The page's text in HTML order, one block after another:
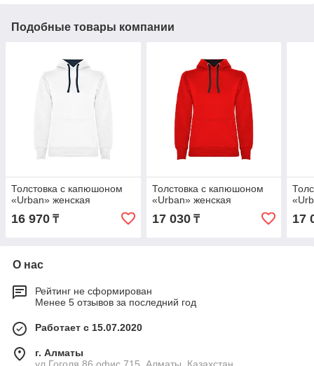
Подобные товары компании
Толстовка с капюшоном
«Urban» женская
16 970 ₸
Толстовка с капюшоном
«Urban» женская
17 030₸ 17
О нас
Рейтинг не сформирован
Менее 5 отзывов за последний год
Работает с 15.07.2020
г. Алматы